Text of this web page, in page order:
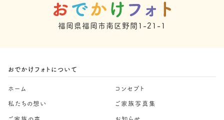
福岡県福岡市南区野間1-21-1
おでかけフォトについて
ホーム コンセプト
私たちの想い ご家族写真集